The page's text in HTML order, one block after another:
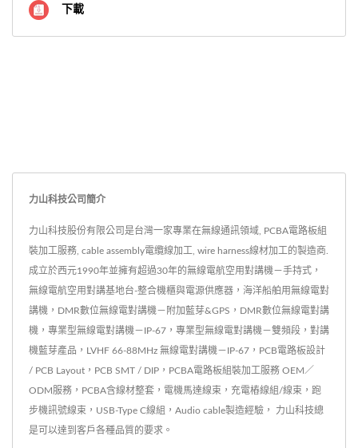
下載
力山科技公司簡介
力山科技股份有限公司是台灣一家專業在無線通訊領域, PCBA電路板組
裝加工服務, cable assembly電纜線加工, wire harness線材加工的製造商.
成立於西元1990年並擁有超過30年的無線電航空用對講機－手持式，
無線電航空用對講基地台-整合機櫃與電源供應器，海洋船舶用無線電對
講機，DMR數位無線電對講機－附加藍芽&GPS，DMR數位無線電對講
機，專業型無線電對講機－IP-67，專業型無線電對講機－雙頻段，對講
機藍芽產品，LVHF 66-88MHz 無線電對講機－IP-67，PCB電路板設計
/ PCB Layout，PCB SMT / DIP，PCBA電路板組裝加工服務 OEM／
ODM服務，PCBA含線材整套，電機馬達線束，充電樁線組/線束，跑
步機訊號線束，USB-Type C線組，Audio cable製造經驗， 力山科技總
是可以達到客戶各種品質的要求。